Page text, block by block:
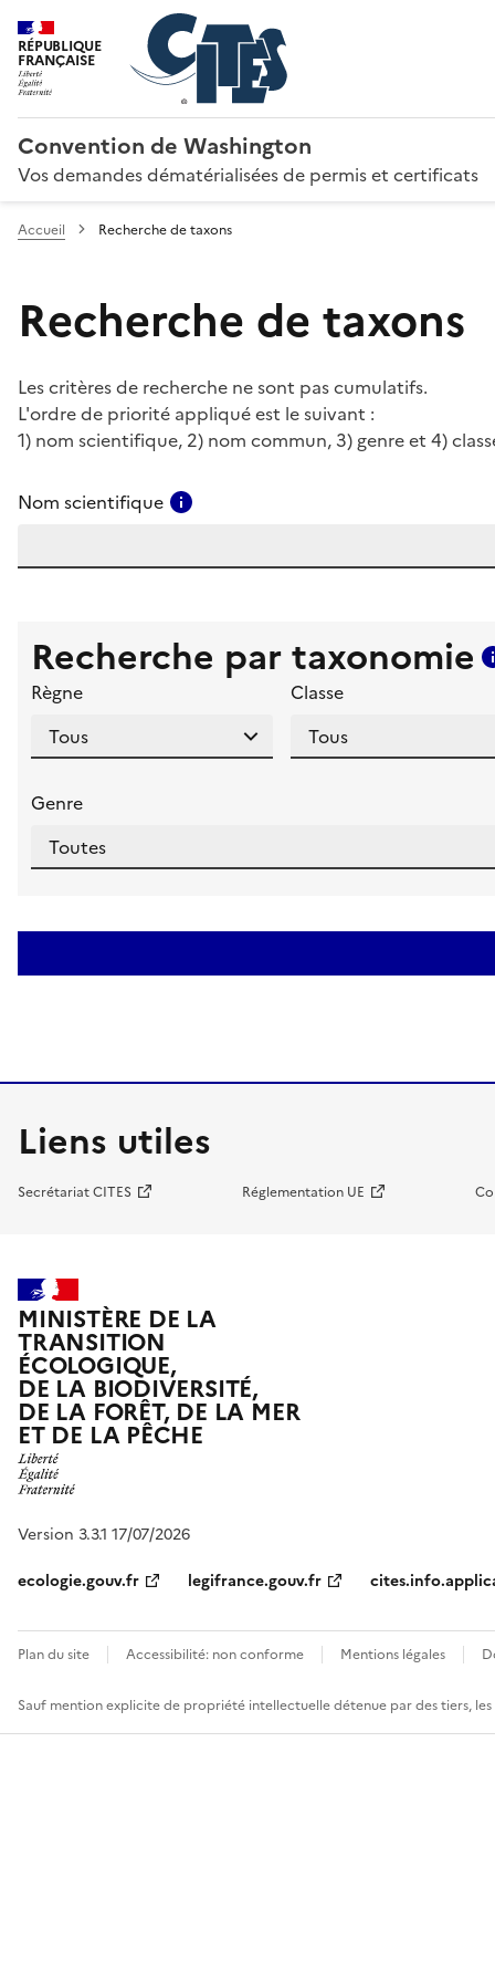
RÉPUBLIQUE
FRANÇAISE
Convention de Washington
Vos demandes dématérialisées de permis et certificats
Accueil Recherche de taxons
Recherche de taxons
Les critères de recherche ne sont pas cumulatifs.
L'ordre de priorité appliqué est le suivant :
1) nom scientifique, 2) nom commun, 3) genre et 4)
Nom scientifique
Recherche par taxonomie
Règne Classe
Genre
Liens utiles
Secrétariat CITES Réglementation UE
MINISTÈRE DE LA
TRANSITION
ÉCOLOGIQUE,
DE LA BIODIVERSITÉ,
DE LA FORÊT, DE LA MER
ET DE LA PÊCHE
Version 3.3.1 17/07/2026
ecologie.gouv.fr
legifrance.gouv.fr
Plan du site Accessibilité: non conforme Mentions légales
Sauf mention explicite de propriété intellectuelle détenue par des tiers,